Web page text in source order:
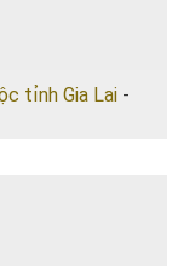
tỉnh Gia Lai -